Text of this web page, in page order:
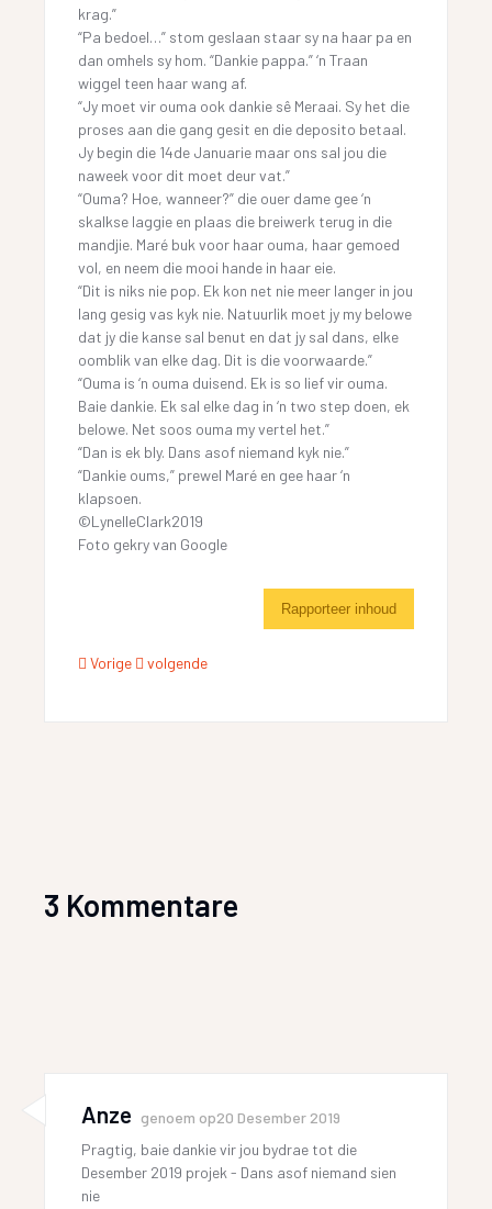
krag.”
“Pa bedoel…” stom geslaan staar sy na haar pa en
dan omhels sy hom. “Dankie pappa.” ‘n Traan
wiggel teen haar wang af.
“Jy moet vir ouma ook dankie sê Meraai. Sy het die
proses aan die gang gesit en die deposito betaal.
Jy begin die 14de Januarie maar ons sal jou die
naweek voor dit moet deur vat.”
“Ouma? Hoe, wanneer?” die ouer dame gee ‘n
skalkse laggie en plaas die breiwerk terug in die
mandjie. Maré buk voor haar ouma, haar gemoed
vol, en neem die mooi hande in haar eie.
“Dit is niks nie pop. Ek kon net nie meer langer in jou
lang gesig vas kyk nie. Natuurlik moet jy my belowe
dat jy die kanse sal benut en dat jy sal dans, elke
oomblik van elke dag. Dit is die voorwaarde.”
“Ouma is ‘n ouma duisend. Ek is so lief vir ouma.
Baie dankie. Ek sal elke dag in ‘n two step doen, ek
belowe. Net soos ouma my vertel het.”
“Dan is ek bly. Dans asof niemand kyk nie.”
“Dankie oums,” prewel Maré en gee haar ‘n
klapsoen.
©LynelleClark2019
Foto gekry van Google
Rapporteer inhoud
Vorige volgende
3 Kommentare
Anze genoem op20 Desember 2019
Pragtig, baie dankie vir jou bydrae tot die
Desember 2019 projek - Dans asof niemand sien
nie